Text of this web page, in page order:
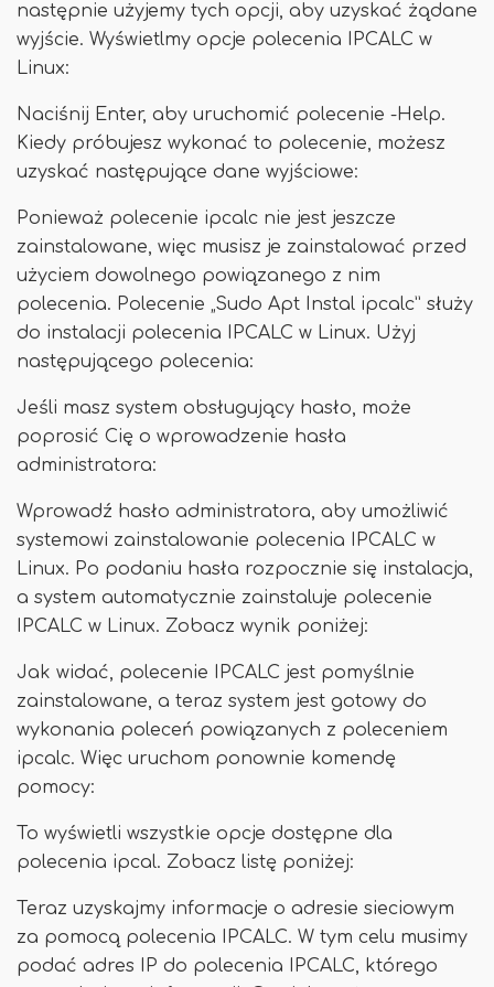
następnie użyjemy tych opcji, aby uzyskać żądane
wyjście. Wyświetlmy opcje polecenia IPCALC w
Linux:
Naciśnij Enter, aby uruchomić polecenie -Help.
Kiedy próbujesz wykonać to polecenie, możesz
uzyskać następujące dane wyjściowe:
Ponieważ polecenie ipcalc nie jest jeszcze
zainstalowane, więc musisz je zainstalować przed
użyciem dowolnego powiązanego z nim
polecenia. Polecenie „Sudo Apt Instal ipcalc” służy
do instalacji polecenia IPCALC w Linux. Użyj
następującego polecenia:
Jeśli masz system obsługujący hasło, może
poprosić Cię o wprowadzenie hasła
administratora:
Wprowadź hasło administratora, aby umożliwić
systemowi zainstalowanie polecenia IPCALC w
Linux. Po podaniu hasła rozpocznie się instalacja,
a system automatycznie zainstaluje polecenie
IPCALC w Linux. Zobacz wynik poniżej:
Jak widać, polecenie IPCALC jest pomyślnie
zainstalowane, a teraz system jest gotowy do
wykonania poleceń powiązanych z poleceniem
ipcalc. Więc uruchom ponownie komendę
pomocy:
To wyświetli wszystkie opcje dostępne dla
polecenia ipcal. Zobacz listę poniżej:
Teraz uzyskajmy informacje o adresie sieciowym
za pomocą polecenia IPCALC. W tym celu musimy
podać adres IP do polecenia IPCALC, którego